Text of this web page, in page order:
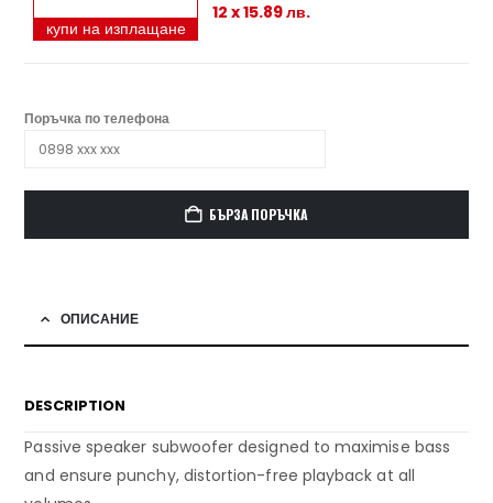
купи на изплащане
12 x 15.89 лв.
Поръчка по телефона
БЪРЗА ПОРЪЧКА
ОПИСАНИЕ
DESCRIPTION
Passive speaker subwoofer designed to maximise bass
and ensure punchy, distortion-free playback at all